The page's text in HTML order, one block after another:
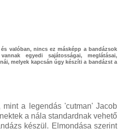
valóban, nincs ez másképp a bandázsok
egyedi sajátosságai, meglátásai,
melyek kapcsán úgy készíti a bandázst a
a legendás 'cutman' Jacob
a nála standardnak vehető
készül. Elmondása szerint